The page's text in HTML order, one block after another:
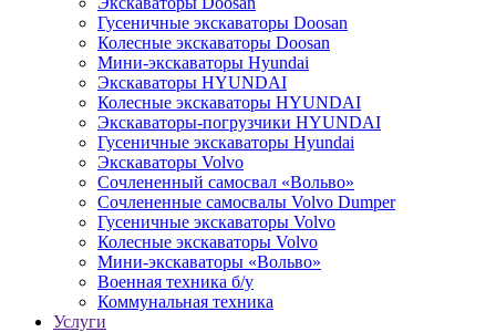
Гусеничные экскаваторы Doosan
Колесные экскаваторы Doosan
Мини-экскаваторы Hyundai
Экскаваторы HYUNDAI
Колесные экскаваторы HYUNDAI
Экскаваторы-погрузчики HYUNDAI
Гусеничные экскаваторы Hyundai
Экскаваторы Volvo
Сочлененный самосвал «Вольво»
Сочлененные самосвалы Volvo Dumper
Гусеничные экскаваторы Volvo
Колесные экскаваторы Volvo
Мини-экскаваторы «Вольво»
Военная техника б/у
Коммунальная техника
Услуги